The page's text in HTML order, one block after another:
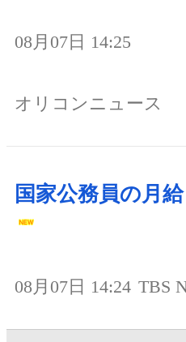
08月07日 14:25
オリコンニュース
国家公務員の月
08月07日 14:24 TBS